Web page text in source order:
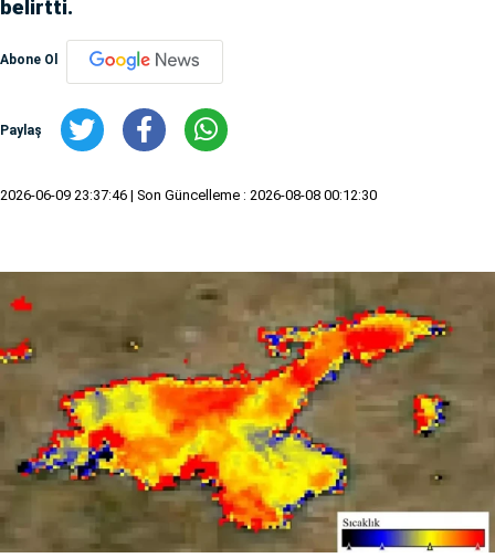
belirtti.
Abone Ol
Paylaş
2026-06-09 23:37:46 | Son Güncelleme : 2026-08-08 00:12:30